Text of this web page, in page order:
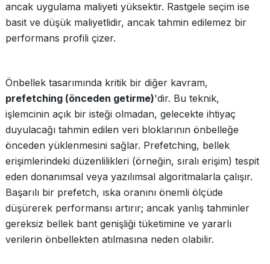
ancak uygulama maliyeti yüksektir. Rastgele seçim ise
basit ve düşük maliyetlidir, ancak tahmin edilemez bir
performans profili çizer.
Önbellek tasarımında kritik bir diğer kavram,
prefetching (önceden getirme)'dir. Bu teknik,
işlemcinin açık bir isteği olmadan, gelecekte ihtiyaç
duyulacağı tahmin edilen veri bloklarının önbelleğe
önceden yüklenmesini sağlar. Prefetching, bellek
erişimlerindeki düzenlilikleri (örneğin, sıralı erişim) tespit
eden donanımsal veya yazılımsal algoritmalarla çalışır.
Başarılı bir prefetch, ıska oranını önemli ölçüde
düşürerek performansı artırır; ancak yanlış tahminler
gereksiz bellek bant genişliği tüketimine ve yararlı
verilerin önbellekten atılmasına neden olabilir.